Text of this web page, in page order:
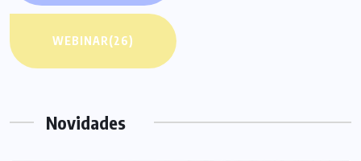
WEBINAR(26)
Novidades